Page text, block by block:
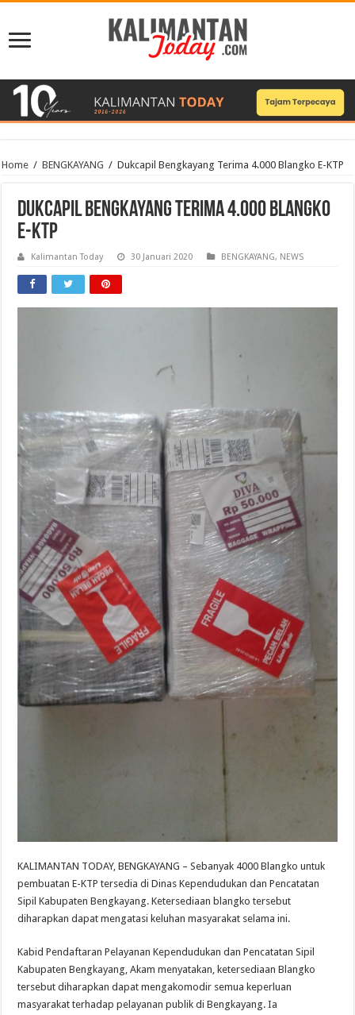
Home / BENGKAYANG / Dukcapil Bengkayang Terima 4.000 Blangko E-KTP
Dukcapil Bengkayang Terima 4.000 Blangko
E-KTP
Kalimantan Today 30 Januari 2020 BENGKAYANG, NEWS
KALIMANTAN TODAY, BENGKAYANG – Sebanyak 4000 Blangko untuk
pembuatan E-KTP tersedia di Dinas Kependudukan dan Pencatatan
Sipil Kabupaten Bengkayang. Ketersediaan blangko tersebut
diharapkan dapat mengatasi keluhan masyarakat selama ini.
Kabid Pendaftaran Pelayanan Kependudukan dan Pencatatan Sipil
Kabupaten Bengkayang, Akam menyatakan, ketersediaan Blangko
tersebut diharapkan dapat mengakomodir semua keperluan
masyarakat terhadap pelayanan publik di Bengkayang. Ia